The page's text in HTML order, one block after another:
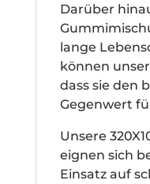
Darüber
lange
können
dass sie den
Gegenwert
Unsere
eignen sich
Einsatz auf